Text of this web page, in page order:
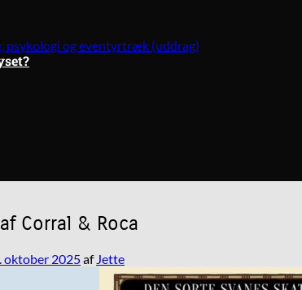
psykologi og eventyrtræk (uddrag)
Corral & Roca
oktober 2025af Jette